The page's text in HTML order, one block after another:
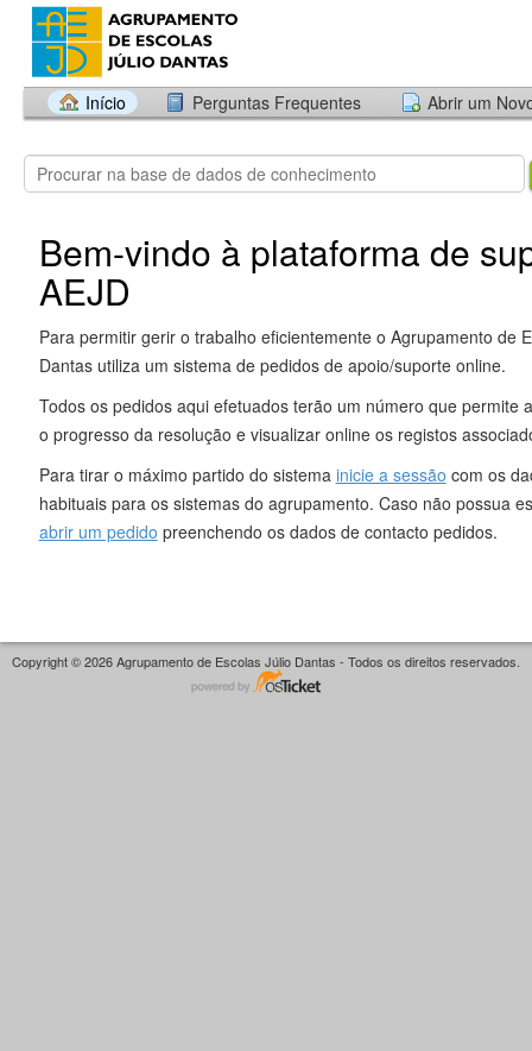
Início Perguntas Frequentes Abrir um
Bem-vindo à plataforma de
AEJD
Para permitir gerir o trabalho eficientemente o Agrupamento de
Dantas utiliza um sistema de pedidos de apoio/suporte online.
Todos os pedidos aqui efetuados terão um número que permite
o progresso da resolução e visualizar online os registos
Para tirar o máximo partido do sistema inicie a sessão com os
habituais para os sistemas do agrupamento. Caso não possua
abrir um pedido preenchendo os dados de contacto pedidos.
Copyright © 2026 Agrupamento de Escolas Júlio Dantas - Todos os direitos reservados.